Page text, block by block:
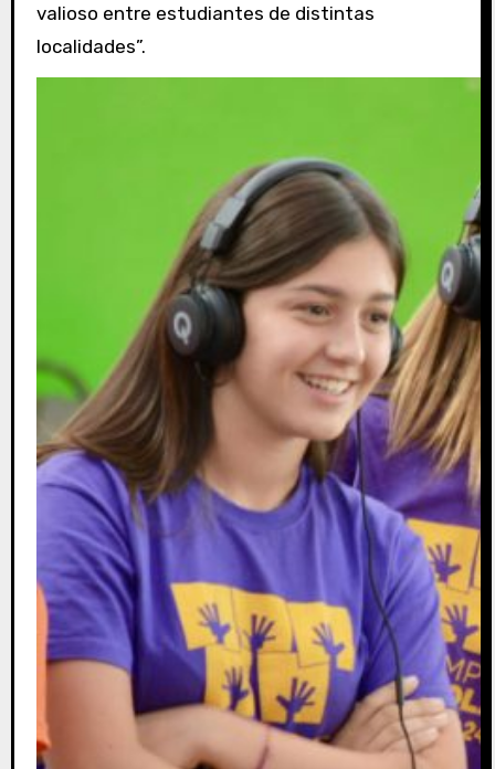
valioso entre estudiantes de distintas
localidades”.